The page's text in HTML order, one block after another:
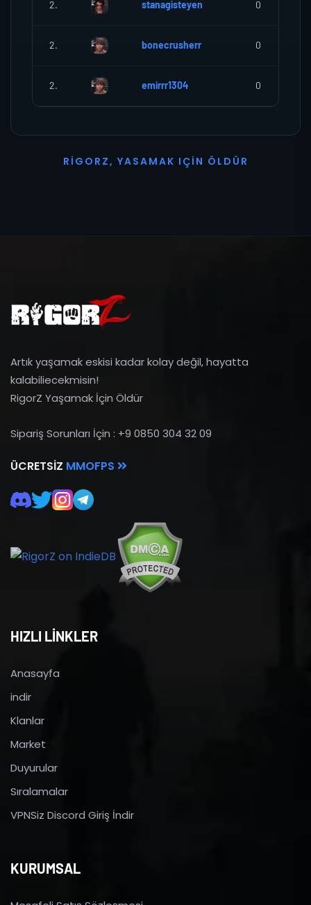
2. stanagisteyen 0
2. bonecrusherr 0
2. emirrr1304 0
R I G O R Z, YASAMAK I ÇI N Ö L D Ü R
Artık yaşamak eskisi kadar kolay değil, hayatta
kalabiliecekmisin!
RigorZ Yaşamak İçin Öldür
Sipariş Sorunları İçin : +9 0850 304 32 09
ÜCRETSIZ MMOFPS
HIZLI LİNKLER
Anasayfa
indir
Klanlar
Market
Duyurular
Sıralamalar
VPNSiz Discord Giriş İndir
KURUMSAL